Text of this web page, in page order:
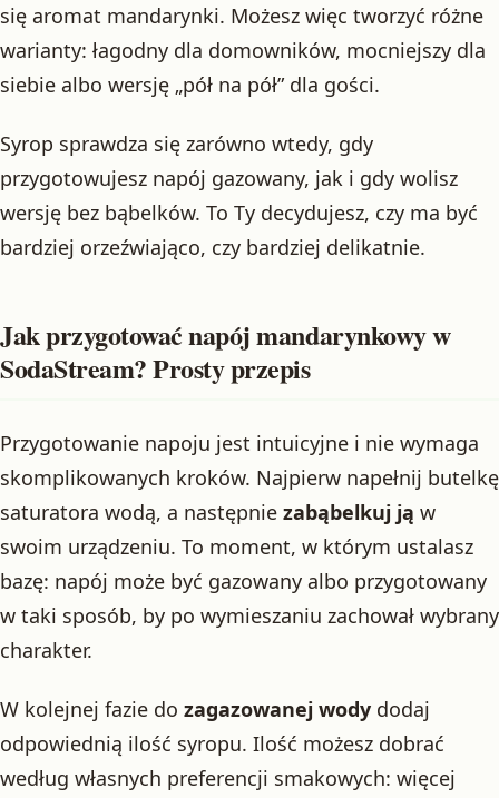
się aromat mandarynki. Możesz więc tworzyć różne
warianty: łagodny dla domowników, mocniejszy dla
siebie albo wersję „pół na pół” dla gości.
Syrop sprawdza się zarówno wtedy, gdy
przygotowujesz napój gazowany, jak i gdy wolisz
wersję bez bąbelków. To Ty decydujesz, czy ma być
bardziej orzeźwiająco, czy bardziej delikatnie.
Jak przygotować napój mandarynkowy w
SodaStream? Prosty przepis
Przygotowanie napoju jest intuicyjne i nie wymaga
skomplikowanych kroków. Najpierw napełnij butelkę
saturatora wodą, a następnie zabąbelkuj ją w
swoim urządzeniu. To moment, w którym ustalasz
bazę: napój może być gazowany albo przygotowany
w taki sposób, by po wymieszaniu zachował wybrany
charakter.
W kolejnej fazie do zagazowanej wody dodaj
odpowiednią ilość syropu. Ilość możesz dobrać
według własnych preferencji smakowych: więcej